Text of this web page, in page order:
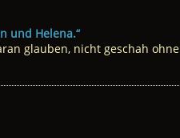
und Helena.“
glauben, nicht geschah ohne